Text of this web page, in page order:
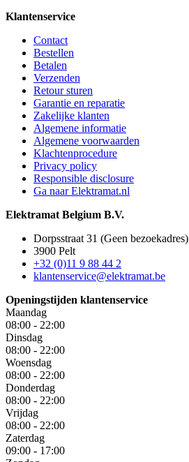
Klantenservice
Contact
Bestellen
Betalen
Verzenden
Retour sturen
Garantie en reparatie
Zakelijke klanten
Algemene informatie
Algemene voorwaarden
Klachtenprocedure
Privacy policy
Responsible disclosure
Ga naar Elektramat.nl
Elektramat Belgium B.V.
Dorpsstraat 31 (Geen bezoekadres)
3900 Pelt
+32 (0)11 9 88 44 2
klantenservice@elektramat.be
Openingstijden klantenservice
Maandag
08:00 - 22:00
Dinsdag
08:00 - 22:00
Woensdag
08:00 - 22:00
Donderdag
08:00 - 22:00
Vrijdag
08:00 - 22:00
Zaterdag
09:00 - 17:00